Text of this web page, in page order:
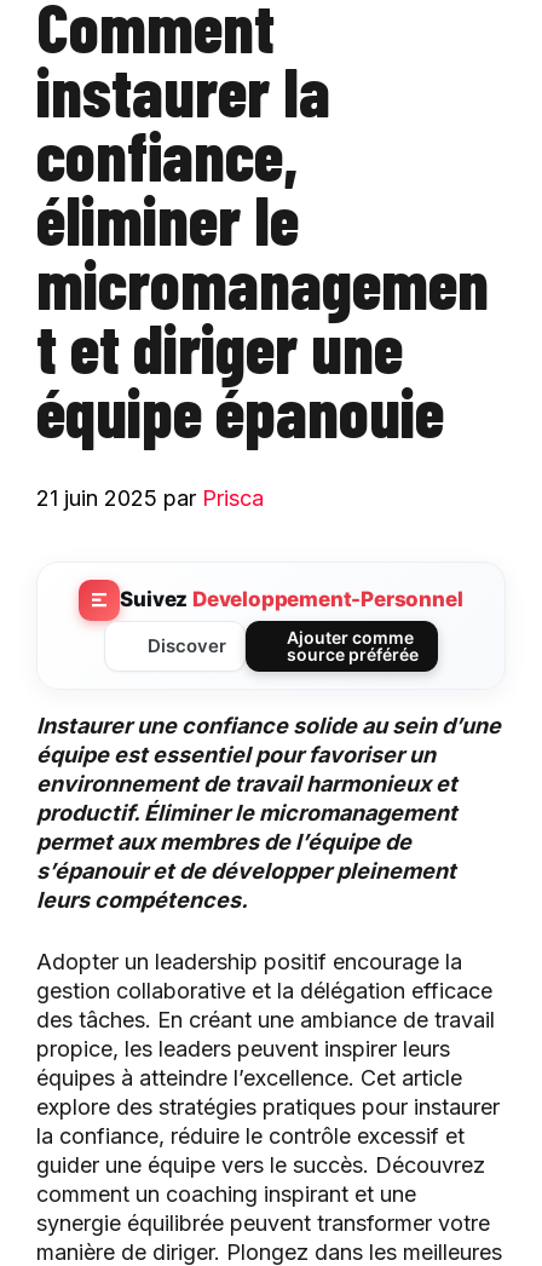
Comment
instaurer la
confiance,
éliminer le
micromanagemen
t et diriger une
équipe épanouie
21 juin 2025 par Prisca
Suivez Developpement-Personnel
Discover
Ajouter comme
source préférée
Instaurer une confiance solide au sein d’une
équipe est essentiel pour favoriser un
environnement de travail harmonieux et
productif. Éliminer le micromanagement
permet aux membres de l’équipe de
s’épanouir et de développer pleinement
leurs compétences.
Adopter un leadership positif encourage la
gestion collaborative et la délégation efficace
des tâches. En créant une ambiance de travail
propice, les leaders peuvent inspirer leurs
équipes à atteindre l’excellence. Cet article
explore des stratégies pratiques pour instaurer
la confiance, réduire le contrôle excessif et
guider une équipe vers le succès. Découvrez
comment un coaching inspirant et une
synergie équilibrée peuvent transformer votre
manière de diriger. Plongez dans les meilleures